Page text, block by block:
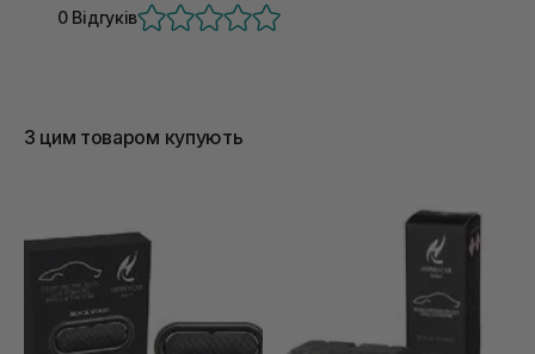
0 Відгуків
З цим товаром купують